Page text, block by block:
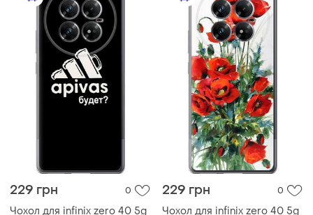
229 грн 0
Чохол для infinix zero 40 5g
229 грн 0
Чохол для infinix zero 40 5g